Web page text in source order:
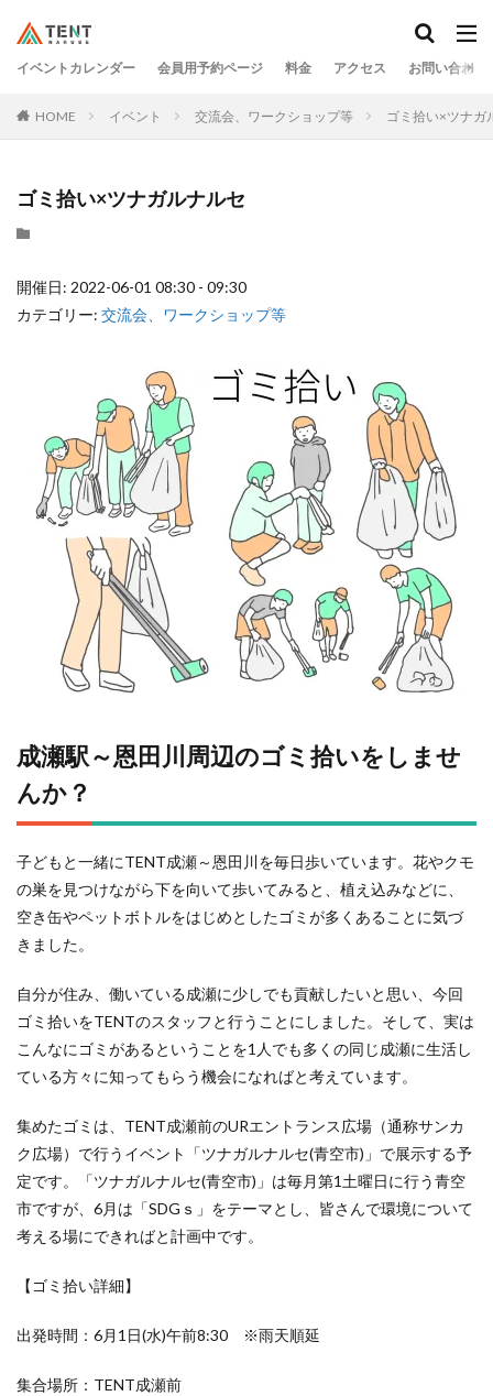
イベントカレンダー 会員用予約ページ 料金 アクセス お問い合わせ
HOME イベント 交流会、ワークショップ等 ゴミ拾い×ツナガ
ゴミ拾い×ツナガルナルセ
開催日: 2022-06-01 08:30 - 09:30
カテゴリー: 交流会、ワークショップ等
成瀬駅～恩田川周辺のゴミ拾いをしませ
んか？
子どもと一緒にTENT成瀬～恩田川を毎日歩いています。花やクモ
の巣を見つけながら下を向いて歩いてみると、植え込みなどに、
空き缶やペットボトルをはじめとしたゴミが多くあることに気づ
きました。
自分が住み、働いている成瀬に少しでも貢献したいと思い、今回
ゴミ拾いをTENTのスタッフと行うことにしました。そして、実は
こんなにゴミがあるということを1人でも多くの同じ成瀬に生活し
ている方々に知ってもらう機会になればと考えています。
集めたゴミは、TENT成瀬前のURエントランス広場（通称サンカ
ク広場）で行うイベント「ツナガルナルセ(青空市)」で展示する予
定です。「ツナガルナルセ(青空市)」は毎月第1土曜日に行う青空
市ですが、6月は「SDGｓ」をテーマとし、皆さんで環境について
考える場にできればと計画中です。
【ゴミ拾い詳細】
出発時間：6月1日(水)午前8:30 ※雨天順延
集合場所：TENT成瀬前